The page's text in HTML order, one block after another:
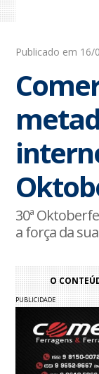
Publicado em 16/
30ª
a força da
O
PUBLICIDADE